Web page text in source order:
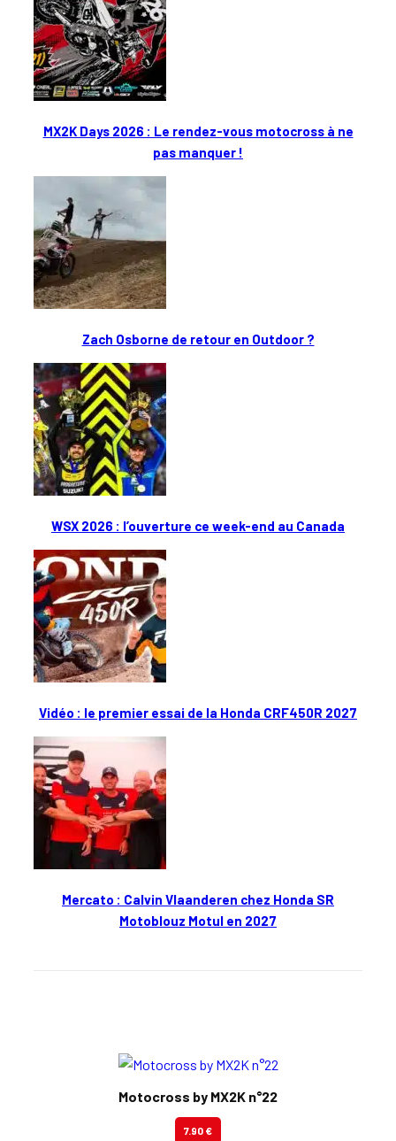
MX2K Days 2026 : Le rendez-vous motocross à ne
pas manquer !
Zach Osborne de retour en Outdoor ?
WSX 2026 : l’ouverture ce week-end au Canada
Vidéo : le premier essai de la Honda CRF450R 2027
Mercato : Calvin Vlaanderen chez Honda SR
Motoblouz Motul en 2027
Motocross by MX2K n°22
7.90 €